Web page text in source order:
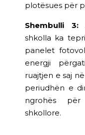
plotësues për
Shembulli 3:
shkolla ka
panelet
energji
ruajtjen e saj
periudhën e
ngrohës
shkollore.